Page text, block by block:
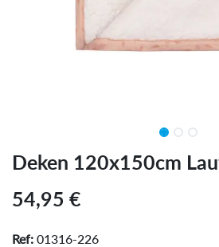
Deken 120x150cm
54,95 €
Ref: 01316-226